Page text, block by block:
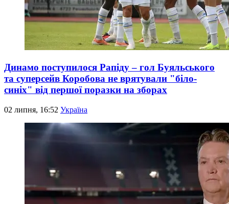
Динамо поступилося Рапіду – гол Буяльського
та суперсейв Коробова не врятували "біло-
синіх" від першої поразки на зборах
02 липня, 16:52 Україна